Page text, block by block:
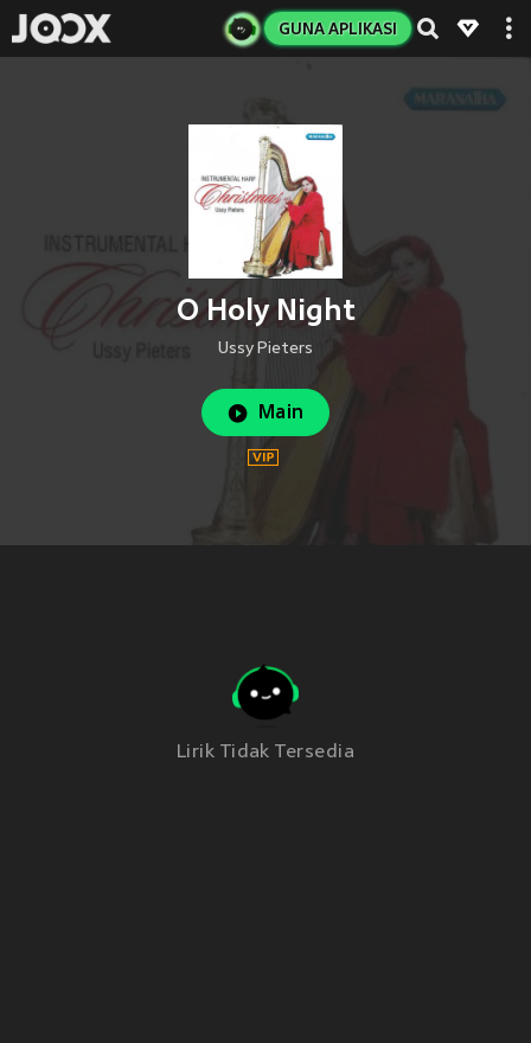
GUNA APLIKASI
O Holy Night
Ussy Pieters
Main
Lirik Tidak Tersedia